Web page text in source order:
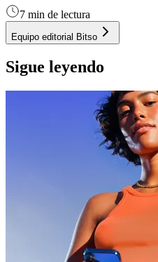
7 min de lectura
Equipo editorial Bitso
Sigue leyendo